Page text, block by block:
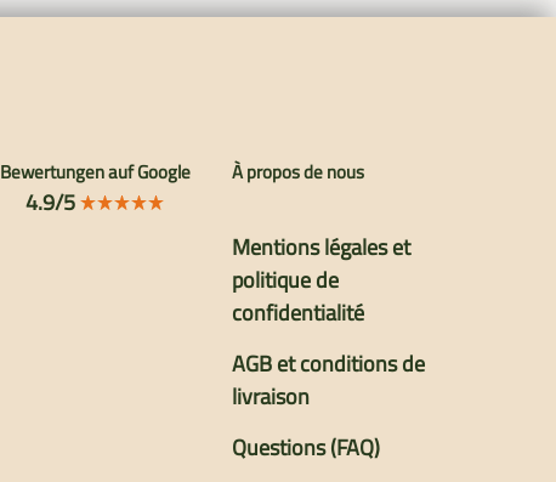
Bewertungen auf Google
4.9/5
À propos de nous
Mentions légales et
politique de
confidentialité
AGB et conditions de
livraison
Questions (FAQ)